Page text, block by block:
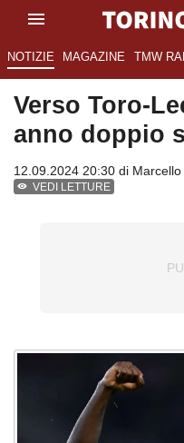
NOTIZIE MAGAZINE TMW
Verso Toro-
anno doppio
12.09.2024 20:30 di
VEDI LETTURE